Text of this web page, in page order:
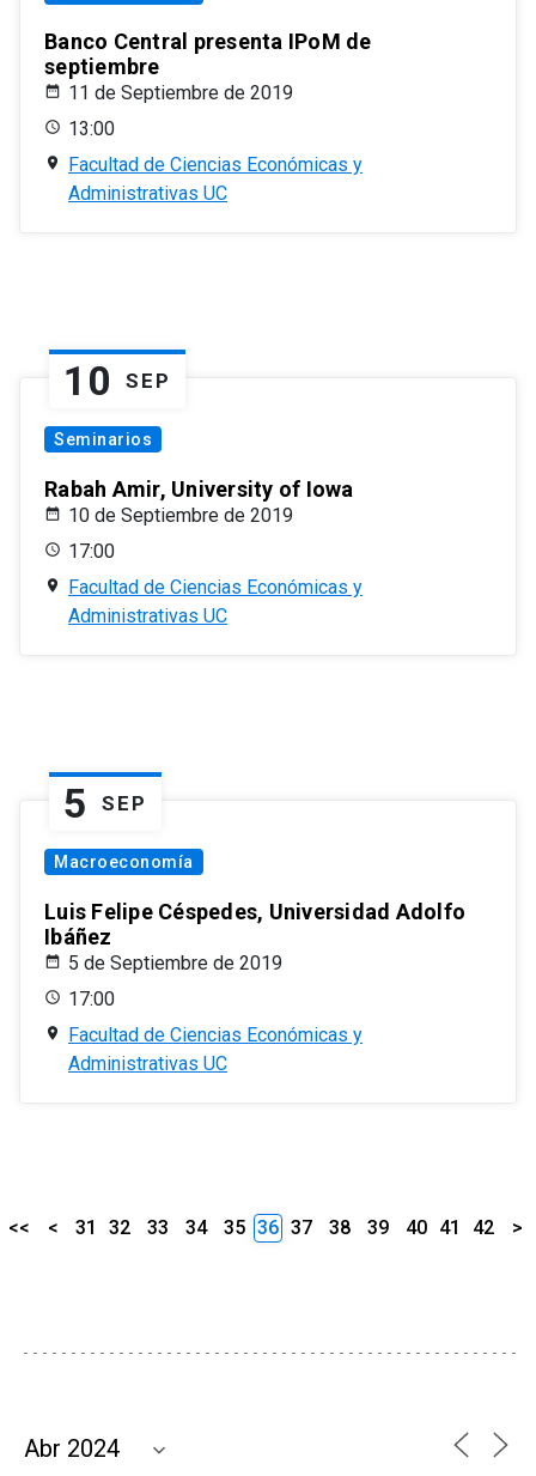
Banco Central presenta IPoM de
septiembre
11 de Septiembre de 2019
13:00
Facultad de Ciencias Económicas y
Administrativas UC
10 SEP
Seminarios
Rabah Amir, University of Iowa
10 de Septiembre de 2019
17:00
Facultad de Ciencias Económicas y
Administrativas UC
5 SEP
Macroeconomía
Luis Felipe Céspedes, Universidad Adolfo
Ibáñez
5 de Septiembre de 2019
17:00
Facultad de Ciencias Económicas y
Administrativas UC
<< < 31 32 33 34 35 36 37 38 39 40 41 42 >